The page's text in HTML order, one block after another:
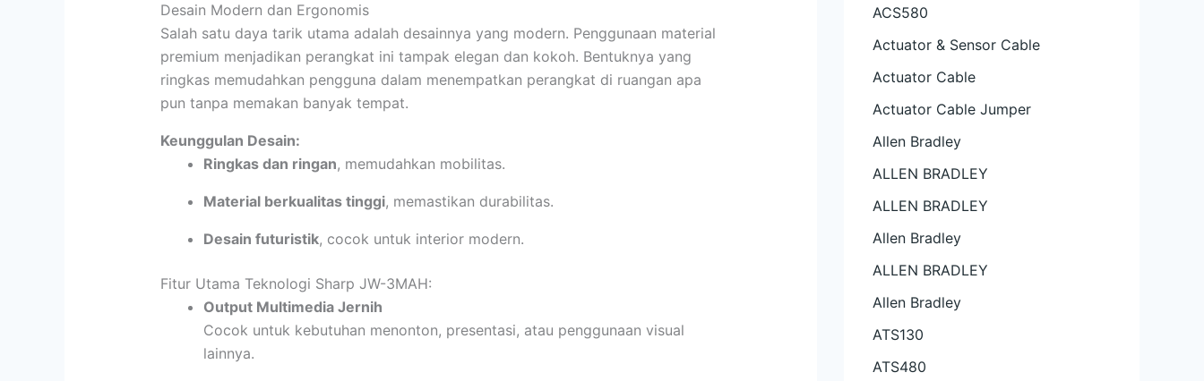
Desain Modern dan Ergonomis
Salah satu daya tarik utama adalah desainnya yang modern. Penggunaan material
premium menjadikan perangkat ini tampak elegan dan kokoh. Bentuknya yang
ringkas memudahkan pengguna dalam menempatkan perangkat di ruangan apa
pun tanpa memakan banyak tempat.
Keunggulan Desain:
Ringkas dan ringan, memudahkan mobilitas.
Material berkualitas tinggi, memastikan durabilitas.
Desain futuristik, cocok untuk interior modern.
Fitur Utama Teknologi Sharp JW-3MAH:
Output Multimedia Jernih
Cocok untuk kebutuhan menonton, presentasi, atau penggunaan visual
lainnya.
ACS580
Actuator & Sensor Cable
Actuator Cable
Actuator Cable Jumper
Allen Bradley
ALLEN BRADLEY
ALLEN BRADLEY
Allen Bradley
ALLEN BRADLEY
Allen Bradley
ATS130
ATS480